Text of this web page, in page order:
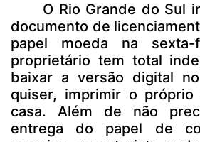
O Rio Grande do Sul
documento de
papel moeda na
proprietário tem total
baixar a versão digital
quiser, imprimir o próprio
casa. Além de não
entrega do papel de